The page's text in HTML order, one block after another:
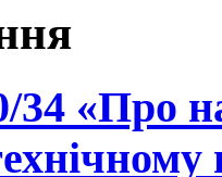
«Про